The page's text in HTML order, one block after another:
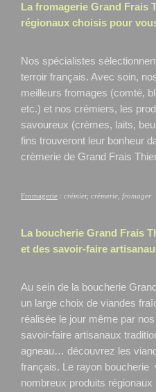
La fromagerie Grand Frais
régionaux choisis pour
Nos spécialistes
terroir français. Avec soin,
meilleurs fromages (comté,
etc.) et nos crémiers, les
savoureux (crèmes, laits,
fins trouveront leur bonheur
crèmerie de Grand Frais
Fromagerie : crémier, crèmerie, fromager
La boucherie Grand Frais
et des savoir-faire
Au sein de la boucherie
un large choix de viandes
réalisée le jour même par
savoir-faire artisanaux
agneau… découvrez les
français. Le rayon boucherie
nombreux produits